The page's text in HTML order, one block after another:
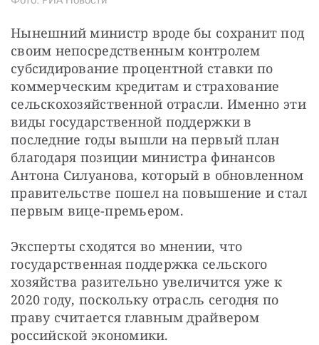
Нынешний министр вроде бы сохранит под
своим непосредственным контролем
субсидирование процентной ставки по
коммерческим кредитам и страхование
сельскохозяйственной отрасли. Именно эти
виды государственной поддержки в
последние годы вышли на первый план
благодаря позиции министра финансов
Антона Силуанова, который в обновленном
правительстве пошел на повышение и стал
первым вице-премьером.
Эксперты сходятся во мнении, что
государственная поддержка сельского
хозяйства разительно увеличится уже к
2020 году, поскольку отрасль сегодня по
праву считается главным драйвером
российской экономики.